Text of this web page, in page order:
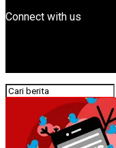
Connect with us